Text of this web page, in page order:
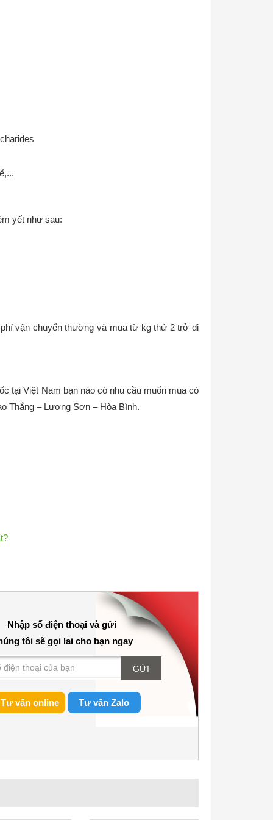
yết như sau:
vận chuyển thường và mua từ kg thứ 2 trở đi
tại Việt Nam bạn nào có nhu cầu muốn mua có
Thắng – Lương Sơn – Hòa Bình.
Nhập số điện thoại và gửi
tôi sẽ gọi lai cho bạn ngay
GỬI
vấn online Tư vấn Zalo